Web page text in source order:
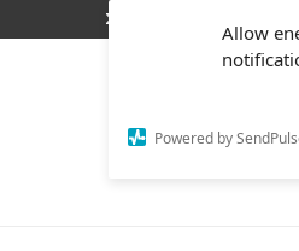
Allow
Powered by
Σάββατο, 8 Αυγούστου